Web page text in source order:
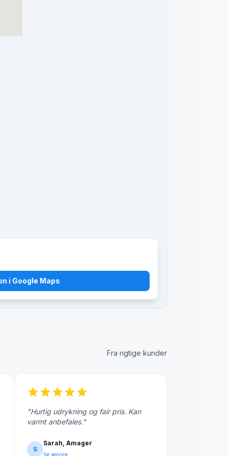
i Google Maps
Fra rigtige kunder
starstarstarstarstar
"Hurtig udrykning og fair pris. Kan
varmt anbefales."
S
Sarah, Amager
Se service